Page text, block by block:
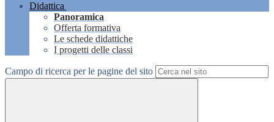
Didattica
Panoramica
Offerta formativa
Le schede didattiche
I progetti delle classi
Campo di ricerca per le pagine del sito